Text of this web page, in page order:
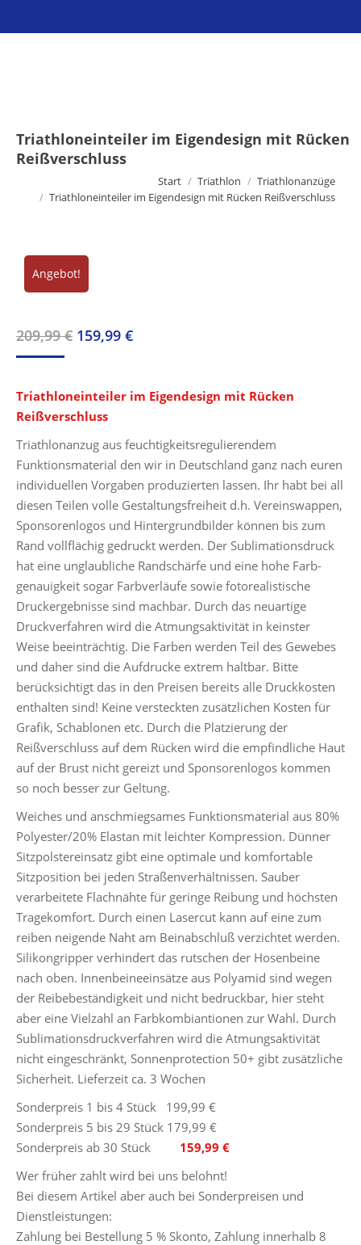
Triathloneinteiler im Eigendesign mit Rücken
Reißverschluss
Start Triathlon
Triathlonanzüge
Triathloneinteiler im Eigendesign mit Rücken Reißverschluss
Angebot!
209,99€ Ursprünglicher
209,99 €
159,99 €Aktueller
159,99 €.
Triathloneinteiler im Eigendesign mit Rücken
Reißverschluss
Triathlonanzug aus feuchtigkeitsregulierendem
Funktionsmaterial den wir in Deutschland ganz nach euren
individuellen Vorgaben produzierten lassen. Ihr habt bei all
diesen Teilen volle Gestaltungsfreiheit d.h. Vereinswappen,
Sponsorenlogos und Hintergrundbilder können bis zum
Rand vollflächig gedruckt werden. Der Sublimationsdruck
hat eine unglaubliche Randschärfe und eine hohe Farb-
genauigkeit sogar Farbverläufe sowie fotorealistische
Druckergebnisse sind machbar. Durch das neuartige
Druckverfahren wird die Atmungsaktivität in keinster
Weise beeinträchtig. Die Farben werden Teil des Gewebes
und daher sind die Aufdrucke extrem haltbar. Bitte
berücksichtigt das in den Preisen bereits alle Druckkosten
enthalten sind! Keine versteckten zusätzlichen Kosten für
Grafik, Schablonen etc. Durch die Platzierung der
Reißverschluss auf dem Rücken wird die empfindliche Haut
auf der Brust nicht gereizt und Sponsorenlogos kommen
so noch besser zur Geltung.
Weiches und anschmiegsames Funktionsmaterial aus 80%
Polyester/20% Elastan mit leichter Kompression. Dünner
Sitzpolstereinsatz gibt eine optimale und komfortable
Sitzposition bei jeden Straßenverhältnissen. Sauber
verarbeitete Flachnähte für geringe Reibung und höchsten
Tragekomfort. Durch einen Lasercut kann auf eine zum
reiben neigende Naht am Beinabschluß verzichtet werden.
Silikongripper verhindert das rutschen der Hosenbeine
nach oben. Innenbeineeinsätze aus Polyamid sind wegen
der Reibebeständigkeit und nicht bedruckbar, hier steht
aber eine Vielzahl an Farbkombiantionen zur Wahl. Durch
Sublimationsdruckverfahren wird die Atmungsaktivität
nicht eingeschränkt, Sonnenprotection 50+ gibt zusätzliche
Sicherheit. Lieferzeit ca. 3 Wochen
Sonderpreis 1 bis 4 Stück 199,99 €
Sonderpreis 5 bis 29 Stück 179,99 €
Sonderpreis ab 30 Stück 159,99 €
Wer früher zahlt wird bei uns belohnt!
Bei diesem Artikel aber auch bei Sonderpreisen und
Dienstleistungen:
Zahlung bei Bestellung 5 % Skonto, Zahlung innerhalb 8